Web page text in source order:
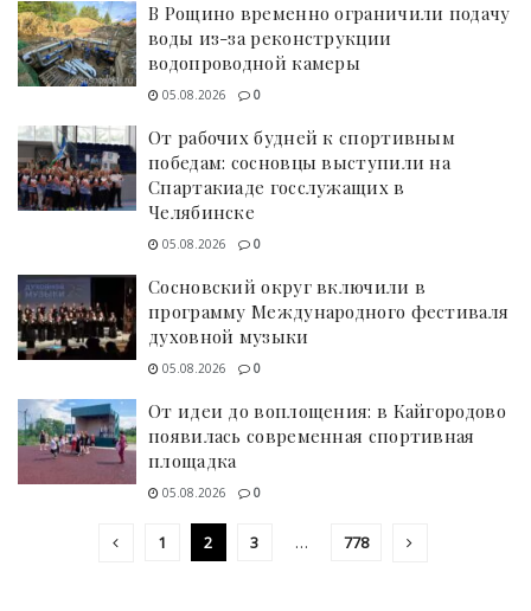
В Рощино временно ограничили подачу
воды из-за реконструкции
водопроводной камеры
05.08.2026 0
От рабочих будней к спортивным
победам: сосновцы выступили на
Спартакиаде госслужащих в
Челябинске
05.08.2026 0
Сосновский округ включили в
программу Международного фестиваля
духовной музыки
05.08.2026 0
От идеи до воплощения: в Кайгородово
появилась современная спортивная
площадка
05.08.2026 0
1 2 3 … 778